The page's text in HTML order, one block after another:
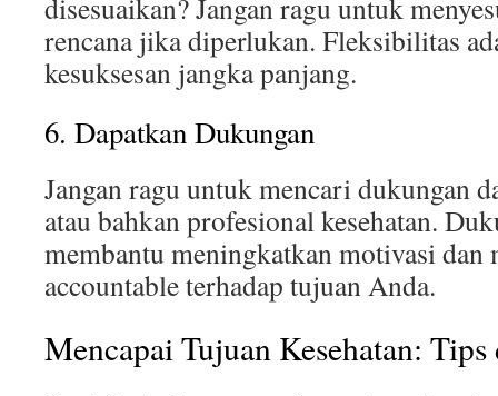
disesuaikan? Jangan ragu untuk
rencana jika diperlukan. Fleksibilitas
kesuksesan jangka panjang.
6. Dapatkan Dukungan
Jangan ragu untuk mencari dukungan
atau bahkan profesional kesehatan.
membantu meningkatkan motivasi dan
accountable terhadap tujuan Anda.
Mencapai Tujuan Kesehatan: Tips